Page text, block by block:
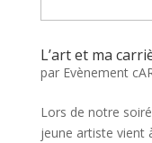
L’art et ma
par Evènement
Lors de notre
jeune artiste vient